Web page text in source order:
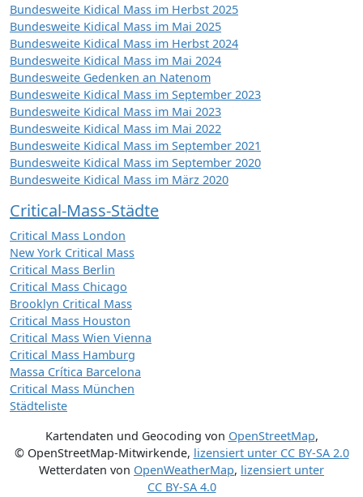
Bundesweite Kidical Mass im Herbst 2025
Bundesweite Kidical Mass im Mai 2025
Bundesweite Kidical Mass im Herbst 2024
Bundesweite Kidical Mass im Mai 2024
Bundesweite Gedenken an Natenom
Bundesweite Kidical Mass im September 2023
Bundesweite Kidical Mass im Mai 2023
Bundesweite Kidical Mass im Mai 2022
Bundesweite Kidical Mass im September 2021
Bundesweite Kidical Mass im September 2020
Bundesweite Kidical Mass im März 2020
Critical-Mass-Städte
Critical Mass London
New York Critical Mass
Critical Mass Berlin
Critical Mass Chicago
Brooklyn Critical Mass
Critical Mass Houston
Critical Mass Wien Vienna
Critical Mass Hamburg
Massa Crítica Barcelona
Critical Mass München
Städteliste
Kartendaten und Geocoding von OpenStreetMap,
© OpenStreetMap-Mitwirkende, lizensiert unter CC BY-SA 2.0
Wetterdaten von OpenWeatherMap, lizensiert unter
CC BY-SA 4.0